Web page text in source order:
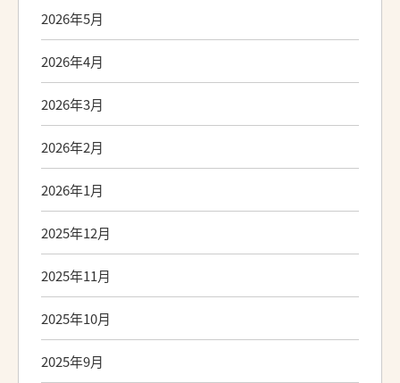
2026年5月
2026年4月
2026年3月
2026年2月
2026年1月
2025年12月
2025年11月
2025年10月
2025年9月